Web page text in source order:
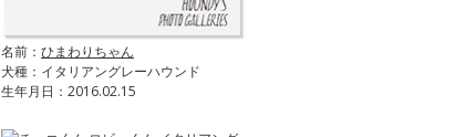
名前： ひまわりちゃん
犬種：イタリアングレーハウンド
生年月日：2016.02.15